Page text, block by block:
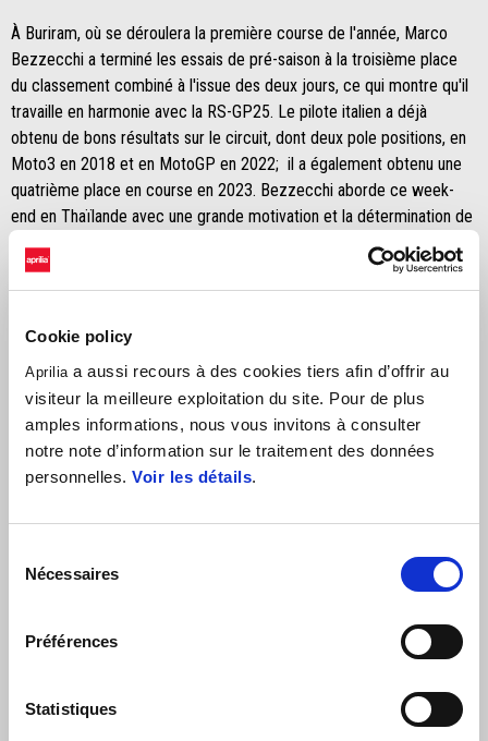
Cookie policy
Aprilia a aussi recours à des cookies tiers afin d’offrir au
visiteur la meilleure exploitation du site. Pour de plus
amples informations, nous vous invitons à consulter
notre note d’information sur le traitement des données
personnelles. Voir les détails.
Nécessaires
Préférences
Statistiques
À Buriram, où se déroulera la première course de l'année, Marco
Bezzecchi a terminé les essais de pré-saison à la troisième place
du classement combiné à l'issue des deux jours, ce qui montre qu'il
travaille en harmonie avec la RS-GP25. Le pilote italien a déjà
obtenu de bons résultats sur le circuit, dont deux pole positions, en
Moto3 en 2018 et en MotoGP en 2022; il a également obtenu une
quatrième place en course en 2023. Bezzecchi aborde ce week-
end en Thaïlande avec une grande motivation et la détermination de
confirmer qu'il peut à nouveau atteindre la vitesse et les résultats
positifs observés lors des essais de Buriram.
Jorge Martín. Le champion du monde de MotoGP 2024 poursuivra
une rééducation après avoir subi une opération de la main gaucje
suite à une blessure survenue à l'entraînement lundi.
Le Chang International Circuit, situé à Buriram, a été contruit en 2014
et a accueilli sa première épreuve en MotoGP en 2018. Le circuit
gauche. Le tracé alterne de très longues lignes droites et des